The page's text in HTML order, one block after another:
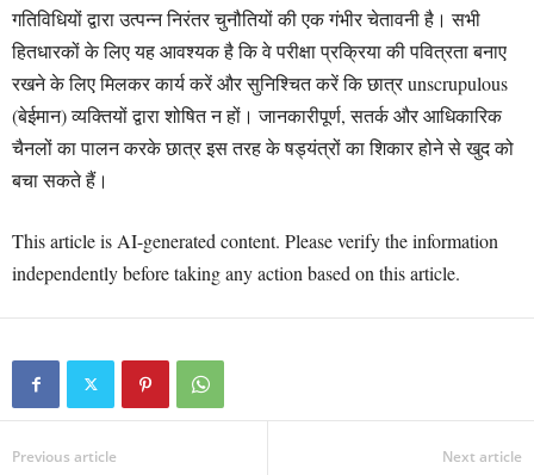
गतिविधियों द्वारा उत्पन्न निरंतर चुनौतियों की एक गंभीर चेतावनी है। सभी
हितधारकों के लिए यह आवश्यक है कि वे परीक्षा प्रक्रिया की पवित्रता बनाए
रखने के लिए मिलकर कार्य करें और सुनिश्चित करें कि छात्र unscrupulous
(बेईमान) व्यक्तियों द्वारा शोषित न हों। जानकारीपूर्ण, सतर्क और आधिकारिक
चैनलों का पालन करके छात्र इस तरह के षड्यंत्रों का शिकार होने से खुद को
बचा सकते हैं।
This article is AI-generated content. Please verify the information
independently before taking any action based on this article.
Previous article Next article